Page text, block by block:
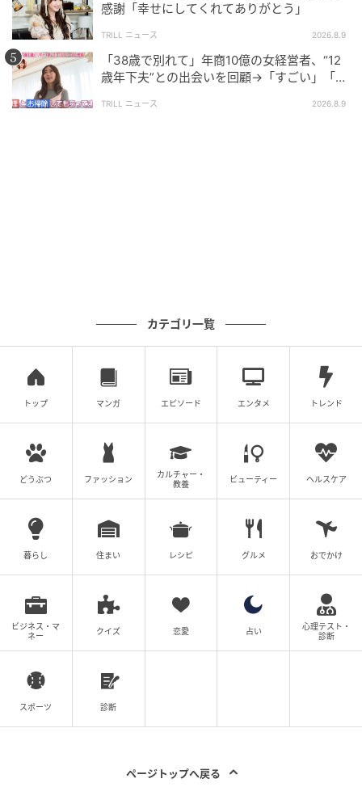
感謝「幸せにしてくれてありがとう」
TRILL ニュース 2026.8.9
「38歳で別れて」年商10億の女経営者、“12
歳年下夫”との出会いを回顧→「すごい」「ド
TRILL ニュース 2026.8.9
カテゴリ一覧
トップ マンガ エピソード エンタメ トレンド
どうぶつ ファッション
カルチャー・
教養
ビューティー ヘルスケア
暮らし 住まい レシピ グルメ おでかけ
ビジネス・マ
ネー
クイズ 恋愛 占い
心理テスト・
診断
スポーツ 診断
ページトップへ戻る